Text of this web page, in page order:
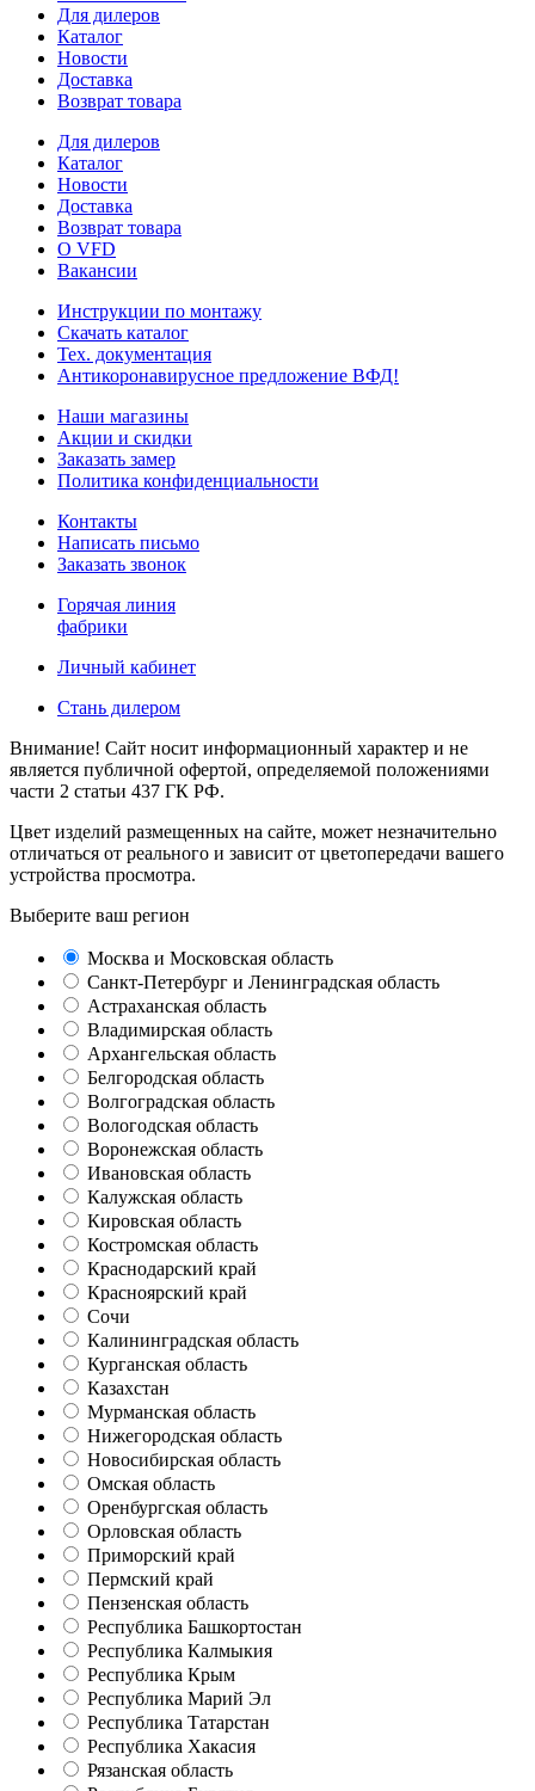
Для дилеров
Каталог
Новости
Доставка
Возврат товара
Для дилеров
Каталог
Новости
Доставка
Возврат товара
О VFD
Вакансии
Инструкции по монтажу
Скачать каталог
Тех. документация
Антикоронавирусное предложение ВФД!
Наши магазины
Акции и скидки
Заказать замер
Политика конфиденциальности
Контакты
Написать письмо
Заказать звонок
Горячая линия
фабрики
Личный кабинет
Стань дилером
Внимание! Сайт носит информационный характер и не
является публичной офертой, определяемой положениями
части 2 статьи 437 ГК РФ.
Цвет изделий размещенных на сайте, может незначительно
отличаться от реального и зависит от цветопередачи вашего
устройства просмотра.
Выберите ваш регион
Москва и Московская область
Санкт-Петербург и Ленинградская область
Астраханская область
Владимирская область
Архангельская область
Белгородская область
Волгоградская область
Вологодская область
Воронежская область
Ивановская область
Калужская область
Кировская область
Костромская область
Краснодарский край
Красноярский край
Сочи
Калининградская область
Курганская область
Казахстан
Мурманская область
Нижегородская область
Новосибирская область
Омская область
Оренбургская область
Орловская область
Приморский край
Пермский край
Пензенская область
Республика Башкортостан
Республика Калмыкия
Республика Крым
Республика Марий Эл
Республика Татарстан
Республика Хакасия
Рязанская область